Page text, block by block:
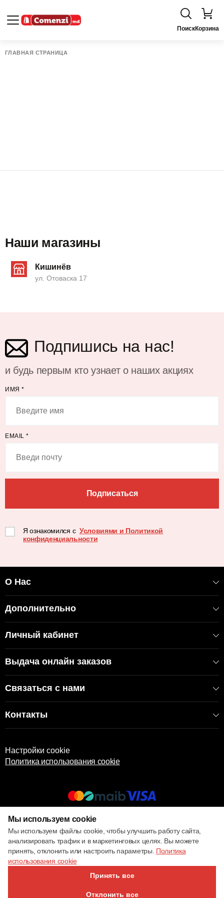
ПоискКорзина
ГЛАВНАЯ СТРАНИЦА
Наши магазины
Кишинёв
ул. Отоваска 17
Подпишись на нас!
и будь первым кто узнает о наших акциях
ИМЯ *
EMAIL *
Подписаться
Я ознакомился с Условиями и Политикой
конфиденциальности
О Нас
Дополнительно
Личный кабинет
Выдача онлайн заказов
Связаться с нами
Контакты
Настройки cookie
Политика использования cookie
© 2017 – 2026 ECOM
Мы используем cookie
Мы используем файлы cookie, чтобы улучшить работу сайта,
анализировать трафик и в маркетинговых целях. Вы можете
принять, отклонить или настроить параметры. Политика
использования cookie
Принять все
Отклонить все